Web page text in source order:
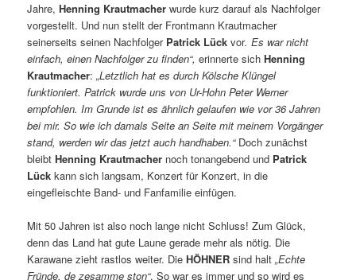
Jahre,Henning Krautmacher wurde kurz darauf als Nachfolger
vorgestellt. Und nun stellt der Frontmann Krautmacher
seinerseits seinen Nachfolger Patrick Lück vor.Es war nicht
einfach, einen Nachfolger zu finden“,erinnerte sichHenning
Krautmacher: „Letztlich hat es durch Kölsche Klüngel
funktioniert. Patrick wurde uns von Ur-Hohn Peter Werner
empfohlen. Im Grunde ist es ähnlich gelaufen wie vor 36 Jahren
bei mir. So wie ich damals Seite an Seite mit meinem Vorgänger
stand, werden wir das jetzt auch handhaben.“ Doch zunächst
bleibtHenning Krautmacher noch tonangebend und Patrick
Lück kann sich langsam, Konzert für Konzert, in die
eingefleischte Band- und Fanfamilie einfügen.
Mit 50 Jahren ist also noch lange nicht Schluss! Zum Glück,
denn das Land hat gute Laune gerade mehr als nötig. Die
Karawane zieht rastlos weiter. DieHÖHNER sind halt„Echte
Fründe, de zesamme ston“. So war es immer und so wird es